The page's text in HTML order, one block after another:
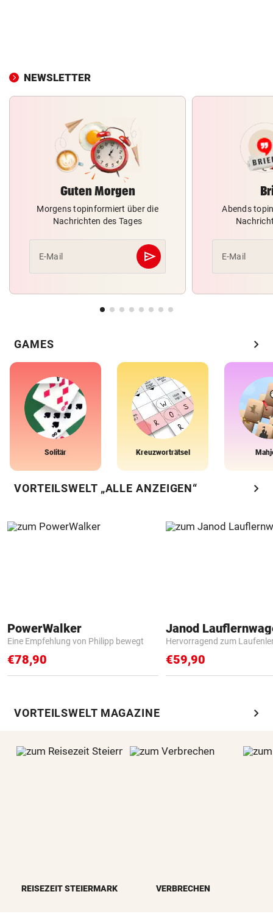
NEWSLETTER
Guten Morgen
Morgens topinformiert über die
Nachrichten des Tages
E-Mail send
Abschicken
Abends
E-Mail
GAMES chevron_right
Solitär Kreuzworträtsel
VORTEILSWELT „ALLE ANZEIGEN“ chevron_right
PowerWalker
Eine Empfehlung von Philipp bewegt
€78,90
Janod
Hervorragend zum
€59,90
VORTEILSWELT MAGAZINE chevron_right
REISEZEIT STEIERMARK VERBRECHEN